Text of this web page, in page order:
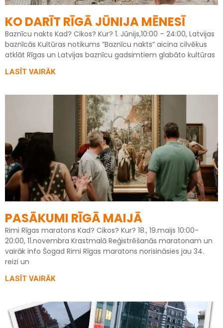
KO DARĪT RĪGĀ JŪNIJA MĒNESĪ
Baznīcu nakts Kad? Cikos? Kur? 1. Jūnijs,10:00 – 24:00, Latvijas
baznīcās Kultūras notikums ”Baznīcu nakts” aicina cilvēkus
atklāt Rīgas un Latvijas baznīcu gadsimtiem glabāto kultūras
LASĪT VAIRĀK
PASĀKUMI RĪGĀ MAIJĀ
Rimi Rīgas maratons Kad? Cikos? Kur? 18., 19.maijs 10:00-
20:00, 11.novembra Krastmalā Reģistrēšanās maratonam un
vairāk info Šogad Rimi Rīgas maratons norisināsies jau 34.
reizi un
LASĪT VAIRĀK